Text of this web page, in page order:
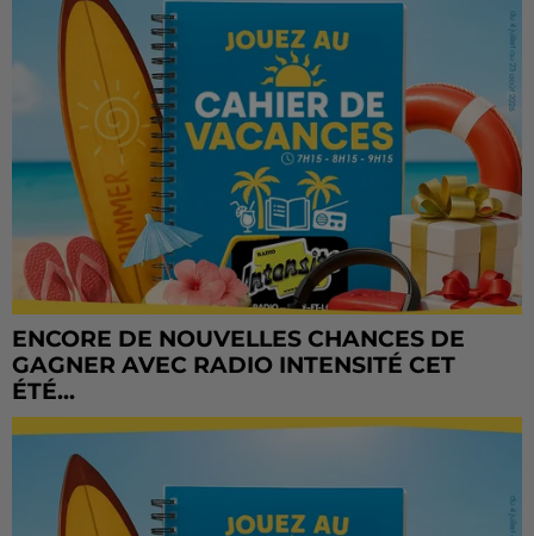
ENCORE DE NOUVELLES CHANCES DE
GAGNER AVEC RADIO INTENSITÉ CET
ÉTÉ...